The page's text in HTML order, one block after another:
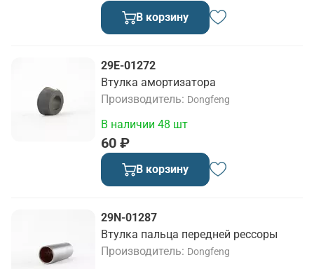
В корзину
29E-01272
Втулка амортизатора
Производитель
Dongfeng
60 ₽
В наличии 48 шт
В корзину
29N-01287
Втулка пальца передней рессоры
Производитель
Dongfeng